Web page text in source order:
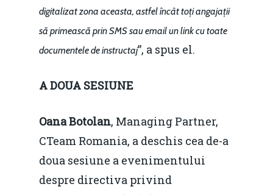
digitalizat zona aceasta, astfel încât toți angajații
să primească prin SMS sau email un link cu toate
documentele de instructaj”, a spus el.
A DOUA SESIUNE
Oana Botolan, Managing Partner,
CTeam Romania, a deschis cea de-a
doua sesiune a evenimentului
despre directiva privind